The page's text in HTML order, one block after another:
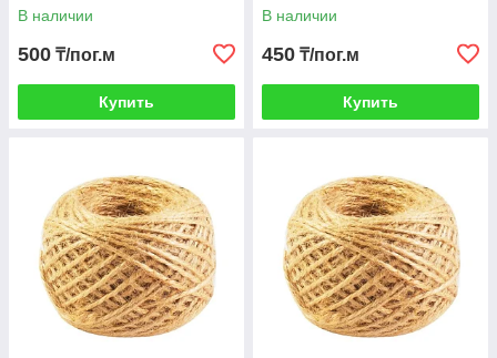
В наличии
500 ₸/пог.м
Купить
В наличии
450 ₸/пог.м
Купить